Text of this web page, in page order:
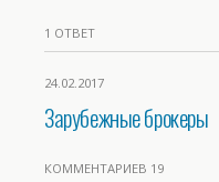
1 ОТВЕТ
24.02.2017
Зарубежные брокеры
КОММЕНТАРИЕВ 19